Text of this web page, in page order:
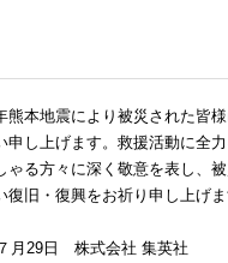
熊本地震により被災された皆
申し上げます。救援活動に全
ゃる方々に深く敬意を表し、
復旧・復興をお祈り申し上げま
月29日 株式会社 集英社